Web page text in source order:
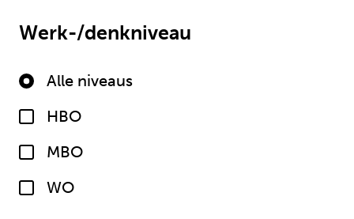
Werk-/denkniveau
Alle niveaus
HBO
MBO
WO